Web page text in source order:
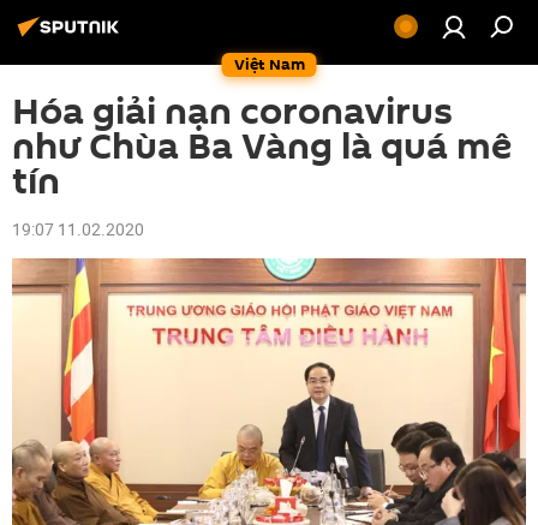
Việt Nam
Hóa giải nạn coronavirus
như Chùa Ba Vàng là quá mê
tín
19:07 11.02.2020